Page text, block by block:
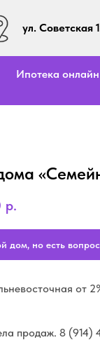
ул. Советская
Ипотека онлайн
р.
дом, но есть
от
продаж. 8 (914)